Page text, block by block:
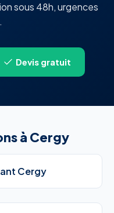
sous 48h, urgences
Devis gratuit
à Cergy
Cergy